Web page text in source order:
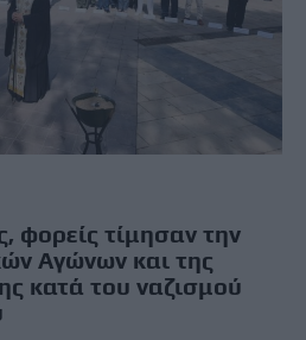
φορείς τίμησαν την
Αγώνων και της
κατά του ναζισμού